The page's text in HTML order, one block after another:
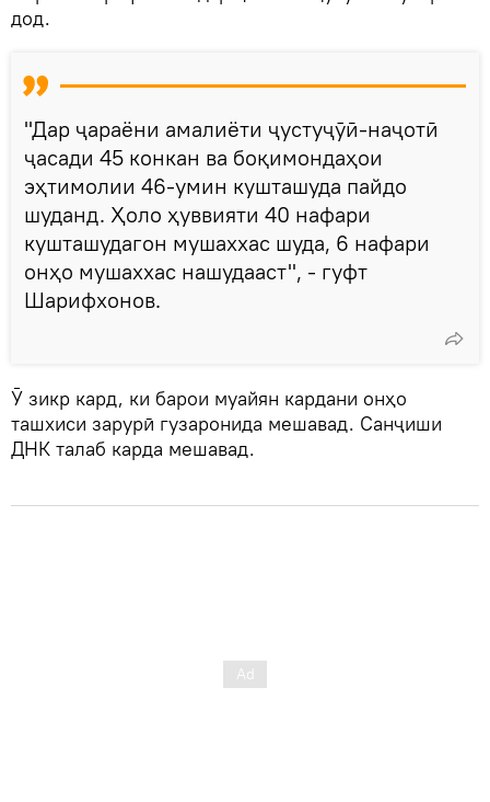
дод.
"Дар ҷараёни амалиёти ҷустуҷӯӣ-наҷотӣ
ҷасади 45 конкан ва боқимондаҳои
эҳтимолии 46-умин кушташуда пайдо
шуданд. Ҳоло ҳуввияти 40 нафари
кушташудагон мушаххас шуда, 6 нафари
онҳо мушаххас нашудааст", - гуфт
Шарифхонов.
Ӯ зикр кард, ки барои муайян кардани онҳо
ташхиси зарурӣ гузаронида мешавад. Санҷиши
ДНК талаб карда мешавад.